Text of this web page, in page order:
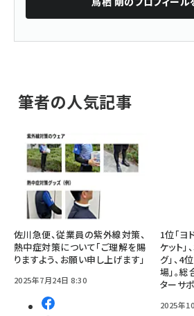
筆者の人気記事
佐川急便、従業員の紫外線対策、
熱中症対策について「ご理解を賜
りますよう、お願い申し上げます」
2025年7月24日 8:30
1位「ヨ
ケット
グ」、4
場」。
ターサ
2025年